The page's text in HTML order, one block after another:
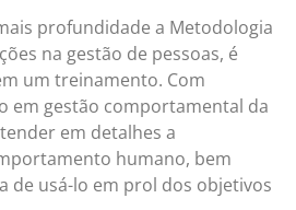
profundidade a Metodologia
na gestão de pessoas, é
um treinamento. Com
em gestão comportamental da
em detalhes a
humano, bem
de usá-lo em prol dos objetivos